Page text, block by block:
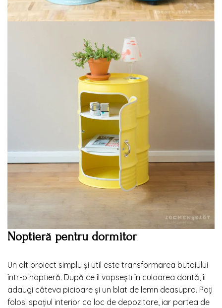
Noptieră pentru dormitor
Un alt proiect simplu și util este transformarea butoiului
într-o noptieră. După ce îl vopsești în culoarea dorită, îi
adaugi câteva picioare și un blat de lemn deasupra. Poți
folosi spațiul interior ca loc de depozitare, iar partea de